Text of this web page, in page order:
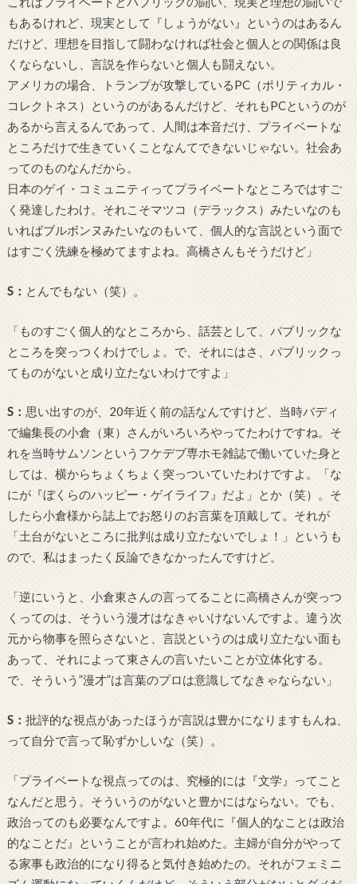
もあるけれど、現実として『しょうがない』というのはあるん
だけど、理想を目指して闘わなければ社会と個人との関係は良
くならないし、言説を作らないと個人も闘えない。
アメリカの場合、トランプが攻撃しているPC（ポリティカル・
コレクトネス）というのがあるんだけど、それもPCというのが
あるから言えるんであって、人間は本音だけ、プライベートな
ところだけで生きていくことなんてできないじゃない。社会あ
ってのものなんだから。
日本のゲイ・コミュニティってプライベートなところではすご
く発達したわけ。それこそマツコ（デラックス）みたいなのも
いればブルボンヌみたいなのもいて、個人的な言説という面で
はすごく洗練を極めてますよね。高橋さんもそうだけど」
S： とんでもない（笑）。
「ものすごく個人的なところから、話芸として、パブリックな
ところを突っつくわけでしょ。で、それにはさ、パブリックっ
てものがないと成り立たないわけですよ」
S： 思い出すのが、 20年近く前の話なんですけど、当時バディ
で編集長の小倉（東）さんがいろいろやってたわけですね。そ
れを当時サムソンというフケデブ専ホモ雑誌で働いていた身と
しては、横からちょくちょく突っついていたわけですよ。「な
にが『ぼくらのハッピー・ゲイライフ』だよ」とか（笑）。そ
したら小倉様から誌上でお怒りのお言葉を頂戴して。それが
「土台がないところに批判は成り立たないでしょ！」というも
ので、私はまったく反論できなかったんですけど。
「逆にいうと、小倉東さんの言ってることに高橋さんが突っつ
くってのは、そういう漫才はなきゃいけないんですよ。違う次
元から物事を照らさないと、言説というのは成り立たない面も
あって、それによって東さんの言いたいことが立体化する。
で、そういう”漫才”は言葉のプロは意識してなきゃならない」
S： 批評的な視点があったほうが言説は豊かになりますもんね、
って自分で言って恥ずかしいな（笑）。
「プライベートな視点ってのは、究極的には『文学』ってこと
なんだと思う。そういうのがないと豊かにはならない。でも、
政治ってのも必要なんですよ。 60年代に『個人的なことは政治
的なことだ』ということが言われ始めた。主婦が自分がやって
る家事も政治的になり得ると気付き始めたの。それがフェミニ